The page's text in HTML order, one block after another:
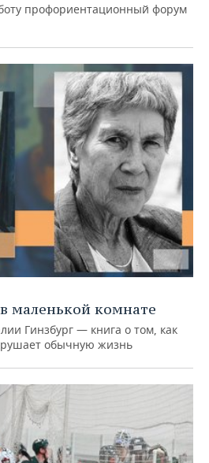
профориентационный форум
маленькой комнате
Гинзбург — книга о том, как
обычную жизнь